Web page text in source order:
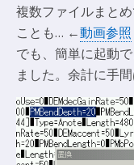
複数ファイルまとめ
ことも… ←動画参照
でも、簡単に起動
ました。余計に手